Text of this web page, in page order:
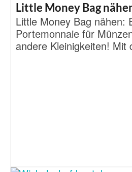
Little Money Bag
Little Money Bag nähen:
Portemonnaie für
andere Kleinigkeiten! Mit